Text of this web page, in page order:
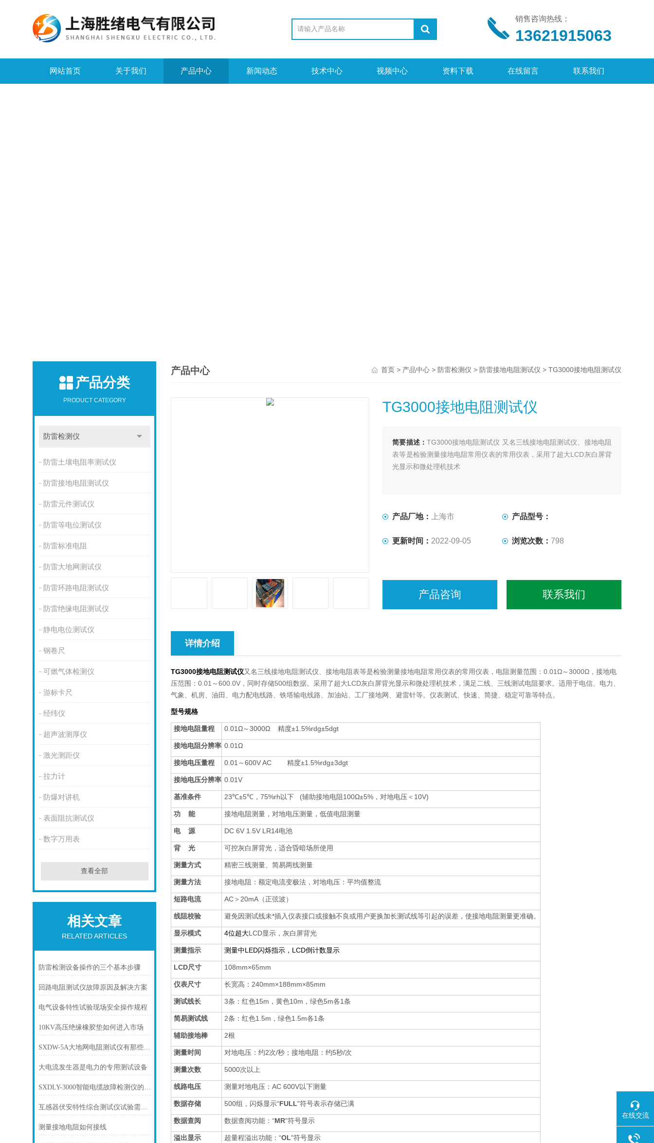
销售咨询热线：
13621915063
网站首页 关于我们 产品中心 新闻动态 技术中心 视频中心 资料下载 在线留言 联系我们
产品分类
PRODUCT CATEGORY
防雷检测仪
防雷土壤电阻率测试仪
防雷接地电阻测试仪
防雷元件测试仪
防雷等电位测试仪
防雷标准电阻
防雷大地网测试仪
防雷环路电阻测试仪
防雷绝缘电阻测试仪
静电电位测试仪
钢卷尺
可燃气体检测仪
游标卡尺
经纬仪
超声波测厚仪
激光测距仪
拉力计
防爆对讲机
表面阻抗测试仪
数字万用表
查看全部
相关文章
RELATED ARTICLES
防雷检测设备操作的三个基本步骤
回路电阻测试仪故障原因及解决方案
电气设备特性试验现场安全操作规程
10KV高压绝缘橡胶垫如何进入市场
SXDW-5A大地网电阻测试仪有那些特点？
大电流发生器是电力的专用测试设备
SXDLY-3000智能电缆故障检测仪的特点都有哪些？
互感器伏安特性综合测试仪试验需要知道哪些
测量接地电阻如何接线
产品中心 首页> 产品中心> 防雷检测仪 > 防雷接地电阻测试仪 > TG3000接地电阻测试仪
TG3000接地电阻测试仪
简要描述： TG3000接地电阻测试仪 又名三线接地电阻测试仪、接地电阻
表等是检验测量接地电阻常用仪表的常用仪表，采用了超大LCD灰白屏背
光显示和微处理机技术
产品厂地： 上海市 产品型号：
更新时间： 2022-09-05 浏览次数： 798
产品咨询 联系我们
详情介绍
TG3000接地电阻测试仪又名三线接地电阻测试仪、接地电阻表等是检验测量接地电阻常用仪表的常用仪表，电阻测量范围：0.01Ω～3000Ω，接地电
压范围：0.01～600.0V，同时存储500组数据。采用了超大LCD灰白屏背光显示和微处理机技术，满足二线、三线测试电阻要求。适用于电信、电力、
气象、机房、油田、电力配电线路、铁塔输电线路、加油站、工厂接地网、避雷针等。仪表测试 、快速、简捷、稳定可靠等特点。
型号规格
接地电阻量程 0.01Ω～3000Ω 精度±1.5%rdg±5dgt
接地电阻分辨率 0.01Ω
接地电压量程 0.01～600V AC 精度±1.5%rdg±3dgt
接地电压分辨率 0.01V
基准条件 23℃±5℃，75%rh以下 (辅助接地电阻100Ω±5%，对地电压＜10V)
功 能 接地电阻测量，对地电压测量，低值电阻测量
电 源 DC 6V 1.5V LR14电池
背 光 可控灰白屏背光，适合昏暗场所使用
测量方式 精密三线测量、简易两线测量
测量方法 接地电阻：额定电流变极法，对地电压：平均值整流
短路电流 AC＞20mA（正弦波）
线阻校验 避免因测试线未*插入仪表接口或接触不良或用户更换加长测试线等引起的误差，使接地电阻测量更准确。
显示模式 4位超大LCD显示，灰白屏背光
测量指示 测量中LED闪烁指示，LCD倒计数显示
LCD尺寸 108mm×65mm
仪表尺寸 长宽高：240mm×188mm×85mm
测试线长 3条：红色15m，黄色10m，绿色5m各1条
简易测试线 2条：红色1.5m，绿色1.5m各1条
辅助接地棒 2根
测量时间 对地电压：约2次/秒；接地电阻：约5秒/次
测量次数 5000次以上
线路电压 测量对地电压：AC 600V以下测量
数据存储 500组，闪烁显示“FULL"符号表示存储已满
数据查阅 数据查阅功能：“MR"符号显示
溢出显示 超量程溢出功能：“OL"符号显示
在线交流